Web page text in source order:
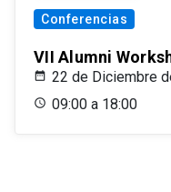
Conferencias
VII Alumni
22 de Diciembre
09:00 a 18:00